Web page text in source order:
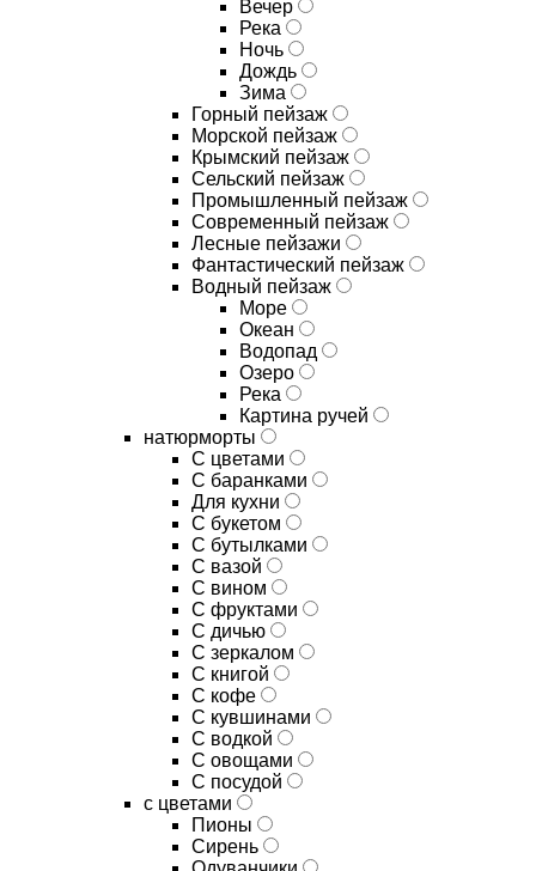
Вечер
Река
Ночь
Дождь
Зима
Горный пейзаж
Морской пейзаж
Крымский пейзаж
Сельский пейзаж
Промышленный пейзаж
Современный пейзаж
Лесные пейзажи
Фантастический пейзаж
Водный пейзаж
Море
Океан
Водопад
Озеро
Река
Картина ручей
натюрморты
С цветами
С баранками
Для кухни
C букетом
C бутылками
C вазой
C вином
C фруктами
C дичью
C зеркалом
C книгой
C кофе
C кувшинами
C водкой
C овощами
C посудой
с цветами
Пионы
Сирень